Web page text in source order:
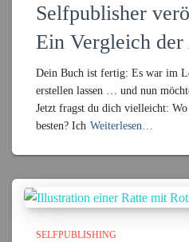
Selfpublisher
Ein Vergleich
Dein Buch ist fertig: Es war im
erstellen lassen … und nun
Jetzt fragst du dich vielleicht:
besten? Ich Weiterlesen…
SELFPUBLISHING